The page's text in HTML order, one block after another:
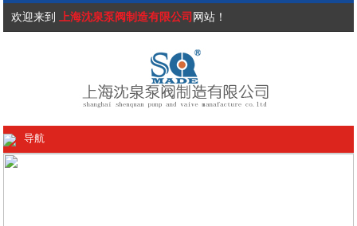
欢迎来到 上海沈泉泵阀制造有限公司 网站！
导航